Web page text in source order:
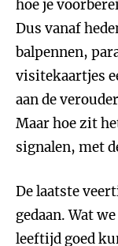
hoe je
Dus vanaf
balpennen,
visitekaartjes
aan de
Maar hoe zit
signalen, met
De laatste
gedaan. Wat
leeftijd goed